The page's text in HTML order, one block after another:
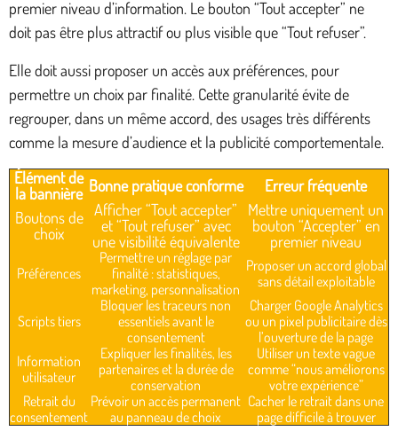
premier niveau d’information. Le bouton “Tout accepter” ne
doit pas être plus attractif ou plus visible que “Tout refuser”.
Elle doit aussi proposer un accès aux préférences, pour
permettre un choix par finalité. Cette granularité évite de
regrouper, dans un même accord, des usages très différents
comme la mesure d’audience et la publicité comportementale.
Élément de
la bannière Bonne pratique conforme
Erreur fréquente
Boutons de
choix
Afficher “Tout accepter”
et “Tout refuser” avec
une visibilité équivalente
Mettre uniquement un
bouton “Accepter” en
premier niveau
Préférences
Permettre un réglage par
finalité : statistiques,
marketing, personnalisation
Proposer un accord global
sans détail exploitable
Scripts tiers
Bloquer les traceurs non
essentiels avant le
consentement
Charger Google Analytics
ou un pixel publicitaire dès
l’ouverture de la page
Information
utilisateur
Expliquer les finalités, les
partenaires et la durée de
conservation
Utiliser un texte vague
comme “nous améliorons
votre expérience”
Retrait du
consentement
Prévoir un accès permanent
au panneau de choix
Cacher le retrait dans une
page difficile à trouver